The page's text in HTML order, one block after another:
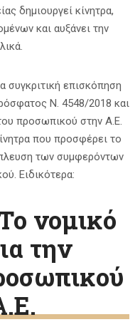
δημιουργεί κίνητρα,
και αυξάνει την
συγκριτική επισκόπηση
Ν. 4548/2018 και
προσωπικού στην Α.Ε.
που προσφέρει το
των συμφερόντων
Ειδικότερα:
νομικό
την